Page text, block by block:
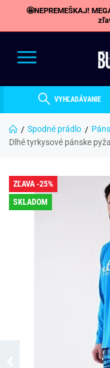
🤩NEPREMEŠKAJ!
VYHĽADÁVANIE
Spodné prádlo
Dlhé tyrkysové pánske
ZĽAVA -25%
SKLADOM